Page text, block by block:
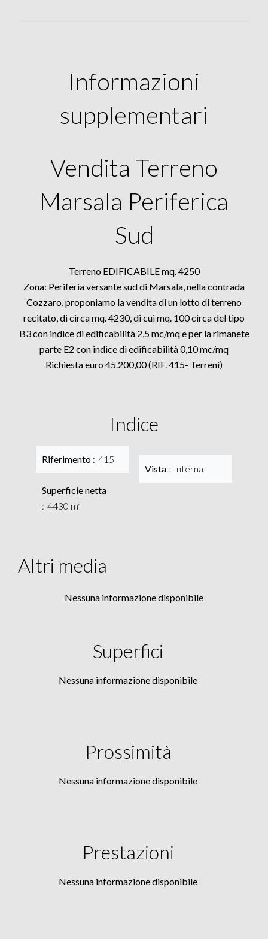
Informazioni
supplementari
Vendita Terreno
Marsala Periferica
Sud
Terreno EDIFICABILE mq. 4250
Zona: Periferia versante sud di Marsala, nella contrada
Cozzaro, proponiamo la vendita di un lotto di terreno
recitato, di circa mq. 4230, di cui mq. 100 circa del tipo
B3 con indice di edificabilità 2,5 mc/mq e per la rimanete
parte E2 con indice di edificabilità 0,10 mc/mq
Richiesta euro 45.200,00 (RIF. 415- Terreni)
Indice
Riferimento 415
Superficie netta
4430 m²
Vista Interna
Altri media
Nessuna informazione disponibile
Superfici
Nessuna informazione disponibile
Prossimità
Nessuna informazione disponibile
Prestazioni
Nessuna informazione disponibile